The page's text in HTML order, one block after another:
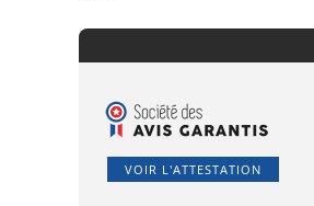
VOIR L'ATTESTATION